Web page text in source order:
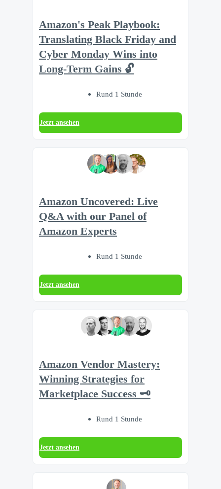
Amazon's Peak Playbook:
Translating Black Friday and
Cyber Monday Wins into
Long-Term Gains 🔓
Rund 1 Stunde
Jetzt ansehen
Amazon Uncovered: Live
Q&A with our Panel of
Amazon Experts
Rund 1 Stunde
Jetzt ansehen
Amazon Vendor Mastery:
Winning Strategies for
Marketplace Success 🗝️
Rund 1 Stunde
Jetzt ansehen